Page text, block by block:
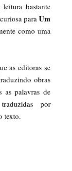
bastante
para Um
como uma
as editoras se
obras
as palavras de
por
texto.